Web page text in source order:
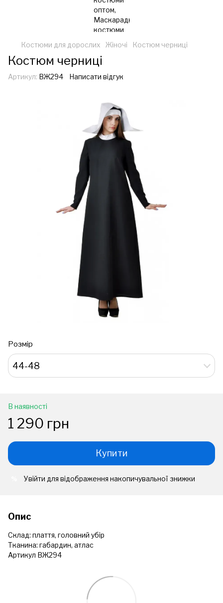
Костюми для дорослих Жіночі Костюм черниці
Костюм черниці
Артикул: ВЖ294 Написати відгук
Розмір
44-48
В наявності
1 290 грн
Купити
Увійти для відображення накопичувальної знижки
Опис
Склад: плаття, головний убір
Тканина: габардин, атлас
Артикул ВЖ294